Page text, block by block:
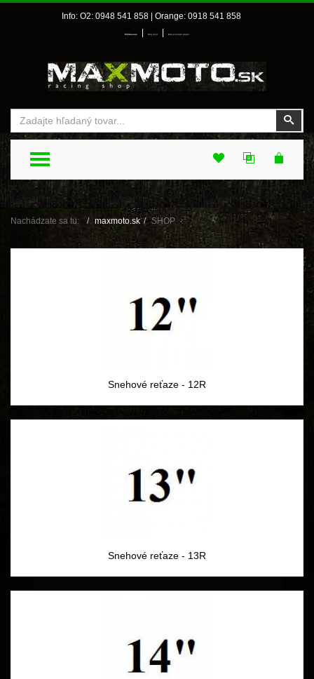
Info: O2: 0948 541 858 | Orange: 0918 541 858
Prihlásenie Môj účet Môj zoznam prianí
TOGGLE MENU
Nachádzate sa tu: maxmoto.sk SHOP
Snehové reťaze - 12R
Snehové reťaze - 13R